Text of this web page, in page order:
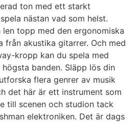
ton med ett starkt
nästan vad som helst.
topp med den ergonomiska
från akustika gitarrer. Och med
kropp kan du spela med
banden. Släpp lös din
flera genrer av musik
det här är ett instrument som
till scenen och studion tack
elektroniken. Det är dags